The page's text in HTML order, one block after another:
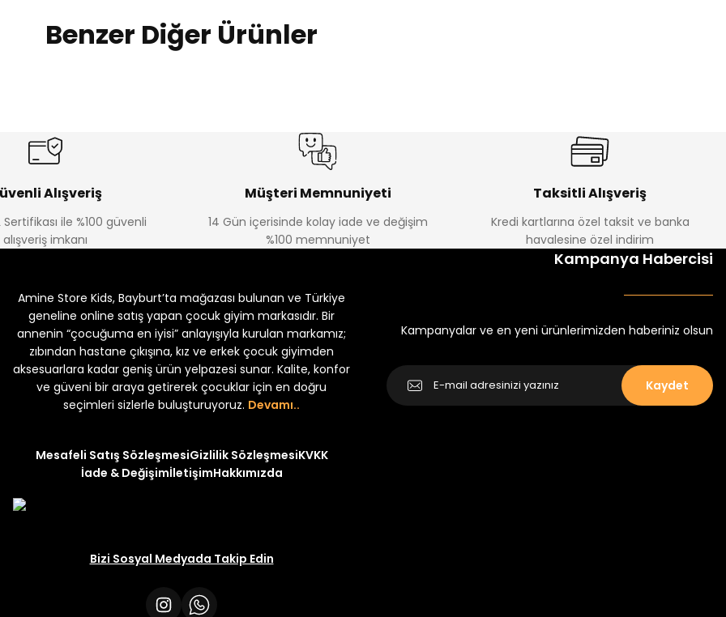
Benzer Diğer Ürünler
Navi Kız Çocuk Kot Pantolon Melra Kız Çocuk Kot Pantolon
%22
Yeni₺ 250
%22
Yeni
₺ 320 ₺ 250
%22
Koren Kız Çocuk ve Bebek Tayt
Alışveriş
Sertifikası ile %100 güvenli
alışveriş imkanı
Müşteri Memnuniyeti
14 Gün içerisinde kolay iade ve değişim
%100 memnuniyet
Taksitli Alışveriş
Kredi kartlarına özel taksit ve banka
havalesine özel indirim
Amine Store Kids, Bayburt’ta mağazası bulunan ve Türkiye
geneline online satış yapan çocuk giyim markasıdır. Bir
annenin “çocuğuma en iyisi” anlayışıyla kurulan markamız;
zıbından hastane çıkışına, kız ve erkek çocuk giyimden
aksesuarlara kadar geniş ürün yelpazesi sunar. Kalite, konfor
ve güveni bir araya getirerek çocuklar için en doğru
seçimleri sizlerle buluşturuyoruz. Devamı..
Mesafeli Satış SözleşmesiGizlilik SözleşmesiKVKK
İade & DeğişimİletişimHakkımızda
Bizi Sosyal Medyada Takip Edin
Kampanya Habercisi
Kampanyalar ve en yeni ürünlerimizden haberiniz olsun
Kaydet